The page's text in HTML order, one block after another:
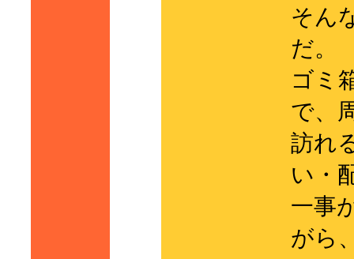
そん
だ。
ゴミ
で、
訪れ
い・
一事
がら